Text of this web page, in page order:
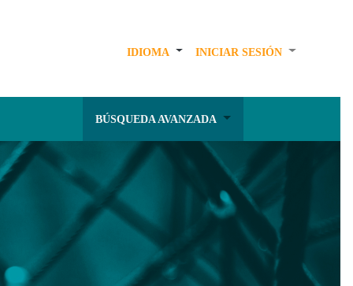
IDIOMA INICIAR SESIÓN
BÚSQUEDA AVANZADA